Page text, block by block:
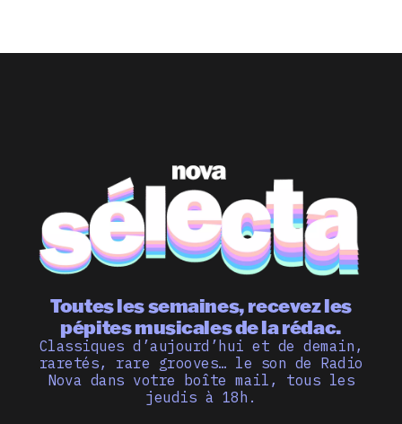
Toutes les semaines, recevez les
pépites musicales de la rédac.
Classiques d’aujourd’hui et de demain,
raretés, rare grooves… le son de Radio
Nova dans votre boîte mail, tous les
jeudis à 18h.